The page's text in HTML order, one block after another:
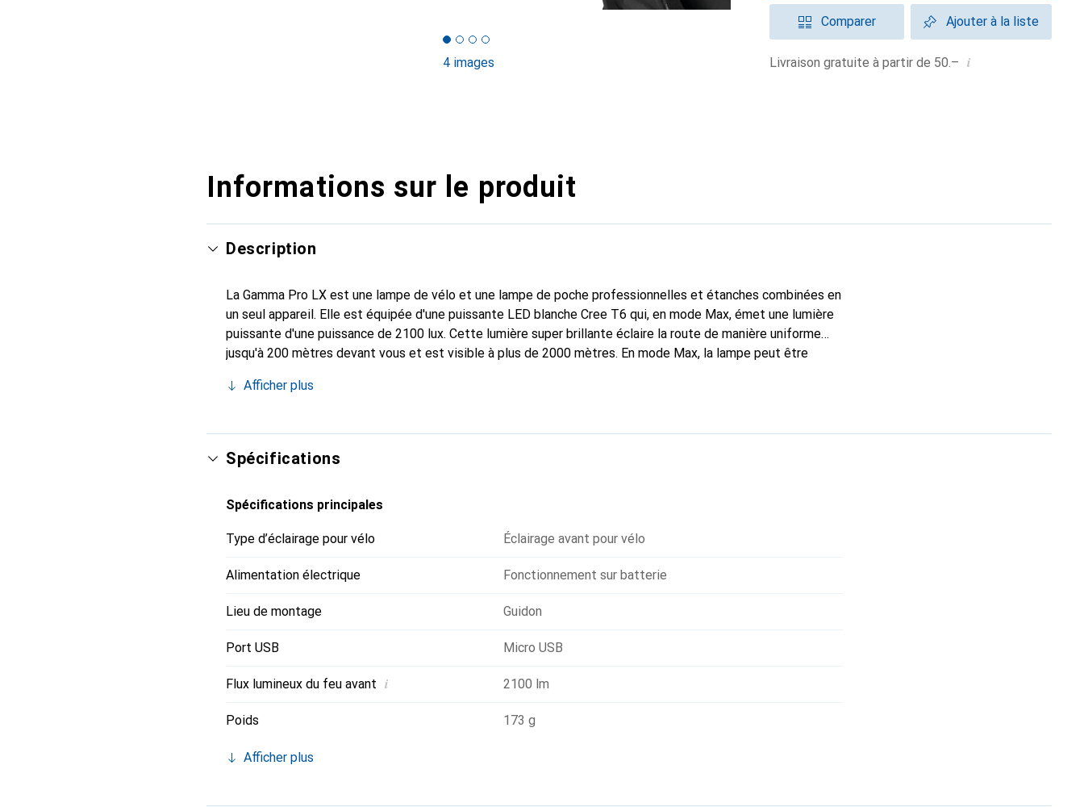
4 images
Comparer Ajouter à la liste
Livraison gratuite à partir de 50.– i
Informations sur le produit
Description
La Gamma Pro LX est une lampe de vélo et une lampe de poche professionnelles et étanches combinées en
un seul appareil. Elle est équipée d'une puissante LED blanche Cree T6 qui, en mode Max, émet une lumière
puissante d'une puissance de 2100 lux. Cette lumière super brillante éclaire la route de manière uniforme
jusqu'à 200 mètres devant vous et est visible à plus de 2000 mètres. En mode Max, la lampe peut être
appuyant sur le bouton d'allumage. La batterie intégrée, chargée via micro-USB et d'une très grande
charge de la batterie indique le niveau de charge.
Afficher plus
Spécifications
Spécifications principales
Type d’éclairage pour vélo Éclairage avant pour vélo
Alimentation électrique Fonctionnement sur batterie
Lieu de montage Guidon
Port USB Micro USB
Flux lumineux du feu avant i 2100 lm
Poids 173 g
Afficher plus